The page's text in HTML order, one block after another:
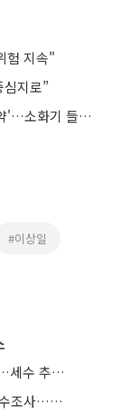
험 지속"
심지로”
경과원, 바이오 연구현장 200명과 '안전서약'…소화기 들고 캠페인 나서
#이상일
경기도의회 국힘 "7조 채무는 인재(人災)"…세수 추계 조작 의혹 제기
정명근 화성시장, 관내 하천 153곳 직접 전수조사…불법시설 정비